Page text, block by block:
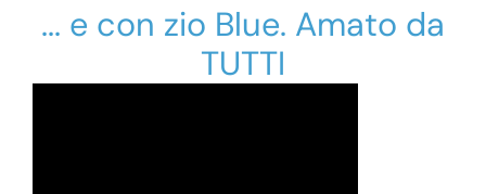
... e con zio Blue. Amato da
TUTTI